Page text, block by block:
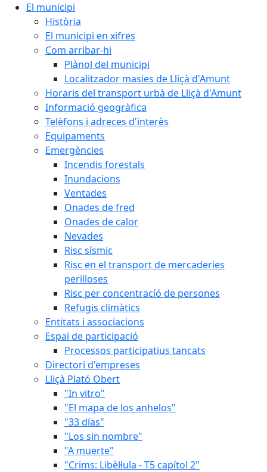
El municipi
Història
El municipi en xifres
Com arribar-hi
Plànol del municipi
Localitzador masies de Lliçà d'Amunt
Horaris del transport urbà de Lliçà d'Amunt
Informació geogràfica
Telèfons i adreces d'interès
Equipaments
Emergències
Incendis forestals
Inundacions
Ventades
Onades de fred
Onades de calor
Nevades
Risc sísmic
Risc en el transport de mercaderies
perilloses
Risc per concentracíó de persones
Refugis climàtics
Entitats i associacions
Espai de participació
Processos participatius tancats
Directori d'empreses
Lliçà Plató Obert
"In vitro"
"El mapa de los anhelos"
"33 días"
"Los sin nombre"
"A muerte"
"Crims: Libèl·lula - T5 capítol 2"